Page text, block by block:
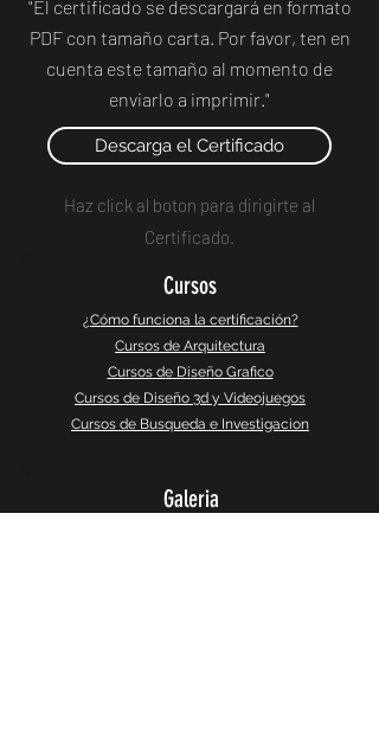
"El certificado se descargará en formato
PDF con tamaño carta. Por favor, ten en
cuenta este tamaño al momento de
enviarlo a imprimir."
Descarga el Certificado
Haz click al boton para dirigirte al
Certificado.
Cursos
¿Cómo funciona la certificación?
Cursos de Arquitectura
Cursos de Diseño Grafico
Cursos de Diseño 3d y Videojuegos
Cursos de Busqueda e Investigacion
Galeria